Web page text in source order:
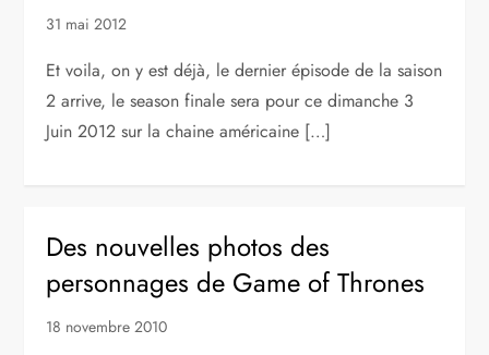
31 mai 2012
Et voila, on y est déjà, le dernier épisode de la saison
2 arrive, le season finale sera pour ce dimanche 3
Juin 2012 sur la chaine américaine […]
Des nouvelles photos des
personnages de Game of Thrones
18 novembre 2010